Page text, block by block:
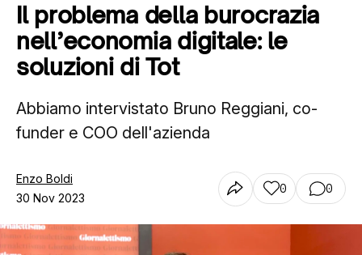
Tutti gli articoli
Chi siamo
Contatti
Il problema della burocrazia
nell’economia digitale: le
soluzioni di Tot
Abbiamo intervistato Bruno Reggiani, co-
funder e COO dell'azienda
Enzo Boldi
30 Nov 2023
0 0